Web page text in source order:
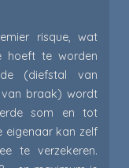
risque, wat
hoeft te worden
(diefstal van
van braak) wordt
som en tot
eigenaar kan zelf
te verzekeren.